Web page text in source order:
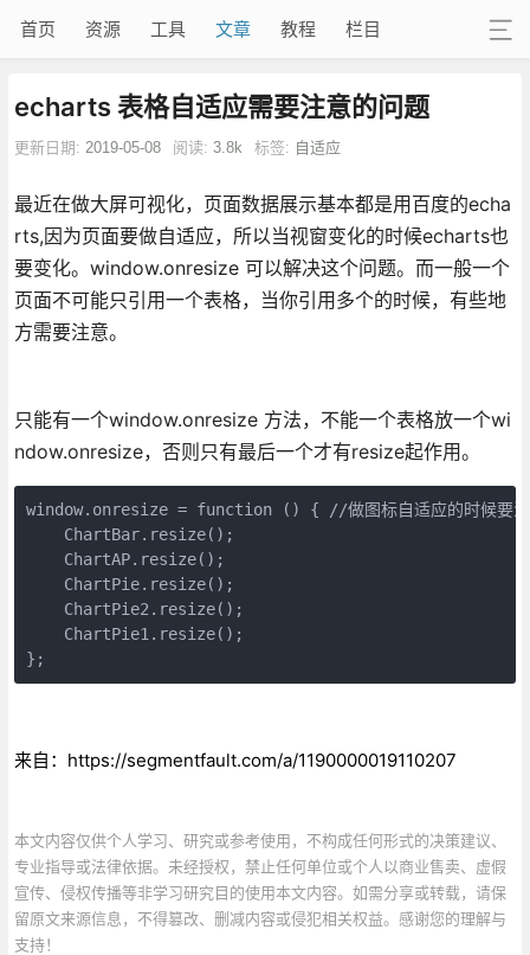
首页 资源 工具 文章 教程 栏目
echarts 表格自适应需要注意的问题
更新日期: 2019-05-08 阅读: 3.8k 标签: 自适应
最近在做大屏可视化，页面数据展示基本都是用百度的echa
rts,因为页面要做自适应，所以当视窗变化的时候echarts也
要变化。window.onresize 可以解决这个问题。而一般一个
页面不可能只引用一个表格，当你引用多个的时候，有些地
方需要注意。
只能有一个window.onresize 方法，不能一个表格放一个wi
ndow.onresize，否则只有最后一个才有resize起作用。
window.onresize = function () { //做图标自适应的时候要注
    ChartBar.resize();
    ChartAP.resize();
    ChartPie.resize();
    ChartPie2.resize();
    ChartPie1.resize();
};
来自：https://segmentfault.com/a/1190000019110207
本文内容仅供个人学习、研究或参考使用，不构成任何形式的决策建议、
专业指导或法律依据。未经授权，禁止任何单位或个人以商业售卖、虚假
宣传、侵权传播等非学习研究目的使用本文内容。如需分享或转载，请保
留原文来源信息，不得篡改、删减内容或侵犯相关权益。感谢您的理解与
支持！